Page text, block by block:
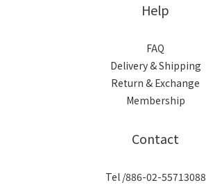
Help
FAQ
Delivery & Shipping
Return & Exchange
Membership
Contact
Tel /886-02-55713088